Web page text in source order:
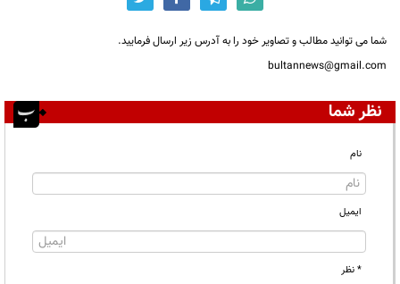
شما می توانید مطالب و تصاویر خود را به آدرس زیر ارسال فرمایید.
bultannews@gmail.com
نظر شما
نام
ایمیل
* نظر